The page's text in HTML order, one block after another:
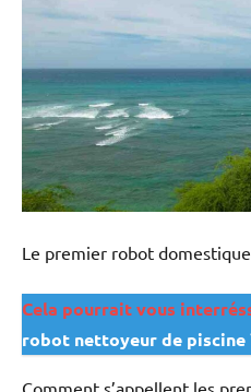
Le premier robot
Cela pourrait vous
robot nettoyeur de piscine
Comment s’appellent les